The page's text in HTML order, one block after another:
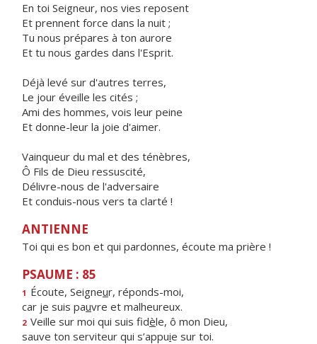
En toi Seigneur, nos vies reposent
Et prennent force dans la nuit ;
Tu nous prépares à ton aurore
Et tu nous gardes dans l'Esprit.
Déjà levé sur d'autres terres,
Le jour éveille les cités ;
Ami des hommes, vois leur peine
Et donne-leur la joie d'aimer.
Vainqueur du mal et des ténèbres,
Ô Fils de Dieu ressuscité,
Délivre-nous de l'adversaire
Et conduis-nous vers ta clarté !
ANTIENNE
Toi qui es bon et qui pardonnes, écoute ma prière !
PSAUME : 85
1 Écoute, Seigneur, réponds-moi,
car je suis pauvre et malheureux.
2 Veille sur moi qui suis fidèle, ô mon Dieu,
sauve ton serviteur qui s’appuie sur toi.